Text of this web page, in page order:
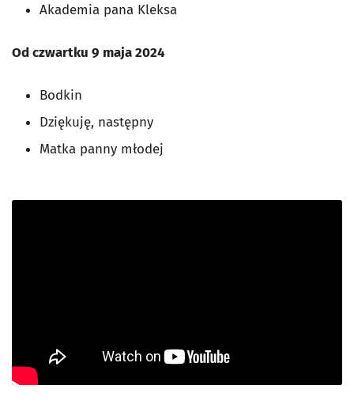
Akademia pana Kleksa
Od czwartku 9 maja 2024
Bodkin
Dziękuję, następny
Matka panny młodej